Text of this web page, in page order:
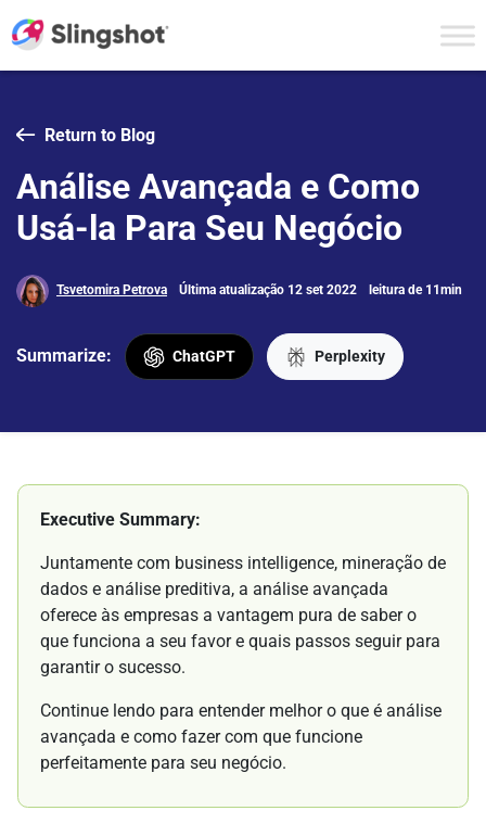
Return to Blog
Análise Avançada e Como
Usá-la Para Seu Negócio
Tsvetomira Petrova Última atualização 12 set 2022 leitura de 11min
Summarize: ChatGPT Perplexity
Executive Summary:
Juntamente com business intelligence, mineração de
dados e análise preditiva, a análise avançada
oferece às empresas a vantagem pura de saber o
que funciona a seu favor e quais passos seguir para
garantir o sucesso.
Continue lendo para entender melhor o que é análise
avançada e como fazer com que funcione
perfeitamente para seu negócio.